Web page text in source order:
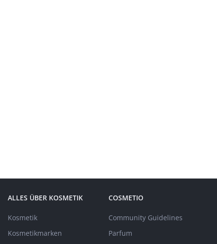
ALLES ÜBER KOSMETIK
Kosmetik
Kosmetikmarken
COSMETIO
Community Guidelines
Parfum